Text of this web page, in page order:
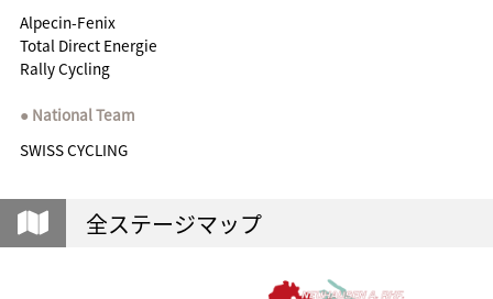
Alpecin-Fenix
Total Direct Energie
Rally Cycling
National Team
SWISS CYCLING
全ステージマップ